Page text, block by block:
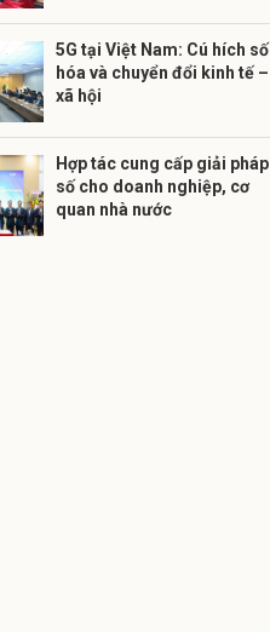
5G tại Việt Nam: Cú hích số
hóa và chuyển đổi kinh tế –
xã hội
Hợp tác cung cấp giải pháp
số cho doanh nghiệp, cơ
quan nhà nước